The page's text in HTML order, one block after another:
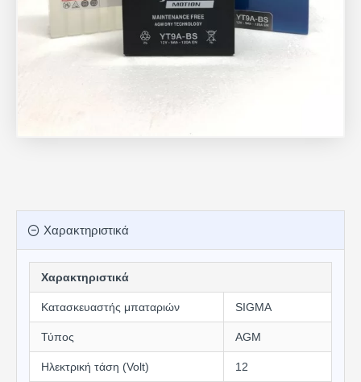
Χαρακτηριστικά
Χαρακτηριστικά
Κατασκευαστής μπαταριών SIGMA
Τύπος AGM
Ηλεκτρική τάση (Volt) 12